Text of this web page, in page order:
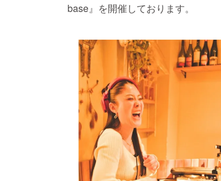
base』を開催しております。